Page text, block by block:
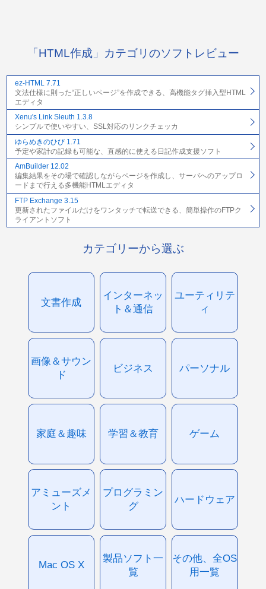
「HTML作成」カテゴリのソフトレビュー
ez-HTML 7.71
文法仕様に則った“正しいページ”を作成できる、高機能タグ挿入型HTML
エディタ
Xenu's Link Sleuth 1.3.8
シンプルで使いやすい、SSL対応のリンクチェッカ
ゆらめきのひび 1.71
予定や家計の記録も可能な、直感的に使える日記作成支援ソフト
AmBuilder 12.02
編集結果をその場で確認しながらページを作成し、サーバへのアップロ
ードまで行える多機能HTMLエディタ
FTP Exchange 3.15
更新されたファイルだけをワンタッチで転送できる、簡単操作のFTPク
ライアントソフト
カテゴリーから選ぶ
文書作成
インターネッ
ト＆通信
ユーティリテ
ィ
画像＆サウン
ド
ビジネス パーソナル
家庭＆趣味 学習＆教育 ゲーム
アミューズメ
ント
プログラミン
グ
ハードウェア
Mac OS X
製品ソフト一
覧
その他、全OS
用一覧